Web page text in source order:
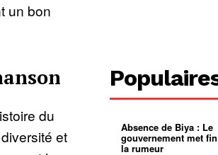
un bon
du
et
grandes
pluies
Échec au
Le père
pasteur
L’État
Absence de Biya : Le
gouvernement met
la rumeur